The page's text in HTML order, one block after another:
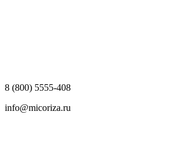
8 (800) 5555-408
info@micoriza.ru